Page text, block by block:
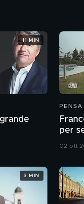
11 MIN
per
02 ott
3 MIN